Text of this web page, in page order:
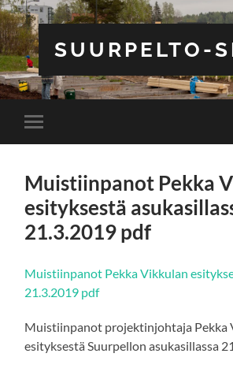
SUURPELTO-
Toggle
mobile
Muistiinpanot Pekka
esityksestä
21.3.2019 pdf
Muistiinpanot Pekka Vikkulan
21.3.2019 pdf
Muistiinpanot projektinjohtaja Pekka
esityksestä Suurpellon asukasillassa